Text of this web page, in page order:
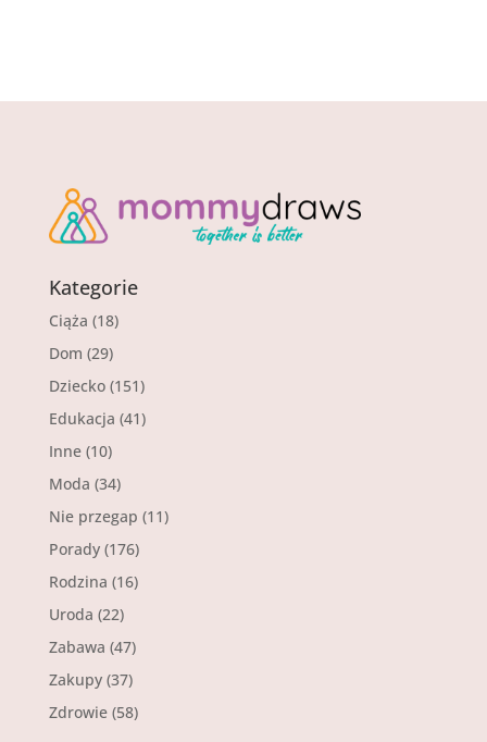
Kategorie
Ciąża (18)
Dom (29)
Dziecko(151)
Edukacja (41)
Inne(10)
Moda (34)
Nie przegap (11)
Porady(176)
Rodzina (16)
Uroda (22)
Zabawa (47)
Zakupy(37)
Zdrowie(58)